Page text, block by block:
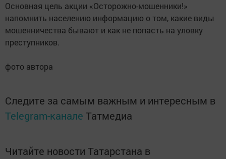
Основная цель акции «Осторожно-мошенники!»
напомнить населению информацию о том, какие виды
мошенничества бывают и как не попасть на уловку
преступников.
фото автора
Следите за самым важным и интересным в
Telegram-канале Татмедиа
Читайте новости Татарстана в